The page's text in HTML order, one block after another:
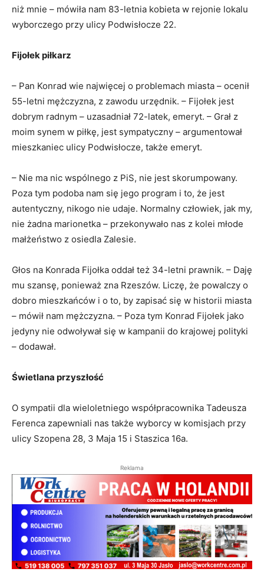
niż mnie – mówiła nam 83-letnia kobieta w rejonie lokalu
wyborczego przy ulicy Podwisłocze 22.
Fijołek piłkarz
– Pan Konrad wie najwięcej o problemach miasta – ocenił
55-letni mężczyzna, z zawodu urzędnik. – Fijołek jest
dobrym radnym – uzasadniał 72-latek, emeryt. – Grał z
moim synem w piłkę, jest sympatyczny – argumentował
mieszkaniec ulicy Podwisłocze, także emeryt.
– Nie ma nic wspólnego z PiS, nie jest skorumpowany.
Poza tym podoba nam się jego program i to, że jest
autentyczny, nikogo nie udaje. Normalny człowiek, jak my,
nie żadna marionetka – przekonywało nas z kolei młode
małżeństwo z osiedla Zalesie.
Głos na Konrada Fijołka oddał też 34-letni prawnik. – Daję
mu szansę, ponieważ zna Rzeszów. Liczę, że powalczy o
dobro mieszkańców i o to, by zapisać się w historii miasta
– mówił nam mężczyzna. – Poza tym Konrad Fijołek jako
jedyny nie odwoływał się w kampanii do krajowej polityki
– dodawał.
Świetlana przyszłość
O sympatii dla wieloletniego współpracownika Tadeusza
Ferenca zapewniali nas także wyborcy w komisjach przy
ulicy Szopena 28, 3 Maja 15 i Staszica 16a.
Reklama